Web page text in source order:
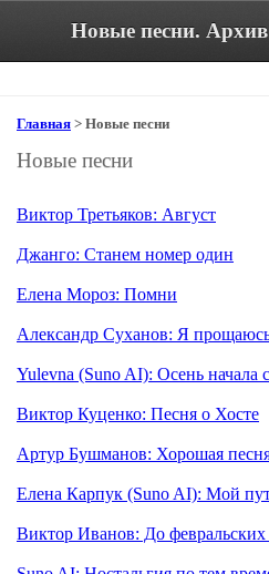
Главная > Новые песни
Новые песни
Виктор Третьяков: Август
Джанго: Станем номер один
Елена Мороз: Помни
Александр Суханов: Я
Yulevna (Suno AI): Осень начала
Виктор Куценко: Песня о Хосте
Артур Бушманов: Хорошая
Елена Карпук (Suno AI): Мой
Виктор Иванов: До февральских